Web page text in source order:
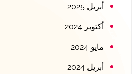
أبريل 2025
أكتوبر 2024
مايو 2024
أبريل 2024